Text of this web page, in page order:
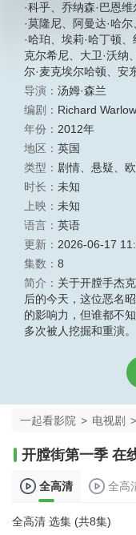
·科乎
乔纳森·巴恩维
·莫隆尼
阿曼达·哈尔
·哈珀
埃莉·哈丁顿
克尔希尼
大卫·沃纳
尔·麦克埃尔哈顿
安
导演： 汤姆·森兰
编剧： Richard Warlow
年份： 2012年
地区： 英国
类型： 剧情 悬疑
时长： 未知
上映： 未知
语言： 英语
更新： 2026-06-17
集数： 8
简介： 关于开膛手杰
后的今天，这位恶名
的影响力，但谁都不
多次被人挖掘和重
一起看影院 > 电视剧 >
开膛街第一季 在
全高清 全高
全高清 选集 (共8集)